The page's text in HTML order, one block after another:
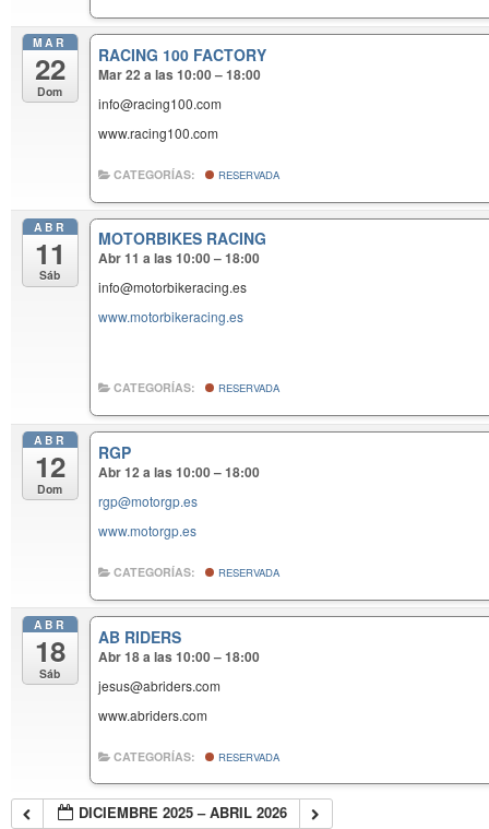
MAR
22
Dom
RACING 100 FACTORY
Mar 22 a las 10:00 – 18:00
info@racing100.com
www.racing100.com
CATEGORÍAS: RESERVADA
ABR
11
Sáb
MOTORBIKES RACING
Abr 11 a las 10:00 – 18:00
info@motorbikeracing.es
www.motorbikeracing.es
CATEGORÍAS: RESERVADA
ABR
12
Dom
RGP
Abr 12 a las 10:00 – 18:00
rgp@motorgp.es
www.motorgp.es
CATEGORÍAS: RESERVADA
ABR
18
Sáb
AB RIDERS
Abr 18 a las 10:00 – 18:00
jesus@abriders.com
www.abriders.com
CATEGORÍAS: RESERVADA
DICIEMBRE 2025 – ABRIL 2026